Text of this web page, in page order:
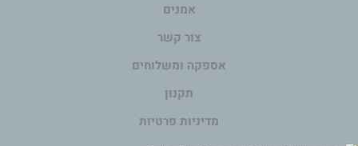
אמנים
צור קשר
אספקה ומשלוחים
תקנון
מדיניות פרטיות